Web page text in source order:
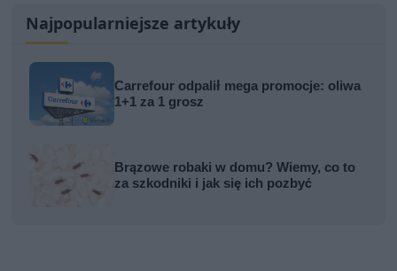
Najpopularniejsze artykuły
Carrefour odpalił mega promocje: oliwa
1+1 za 1 grosz
Brązowe robaki w domu? Wiemy, co to
za szkodniki i jak się ich pozbyć